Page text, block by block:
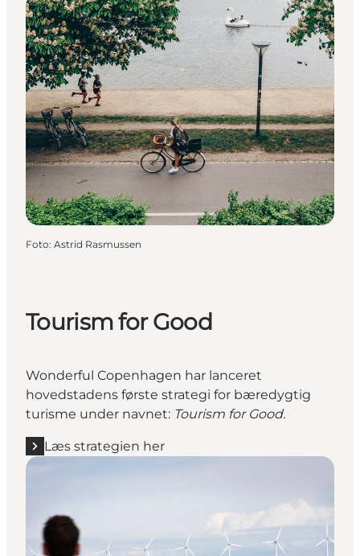
Foto: Astrid Rasmussen
Tourism for Good
Wonderful Copenhagen har lanceret
hovedstadens første strategi for bæredygtig
turisme under navnet: Tourism for Good.
Læs strategien her